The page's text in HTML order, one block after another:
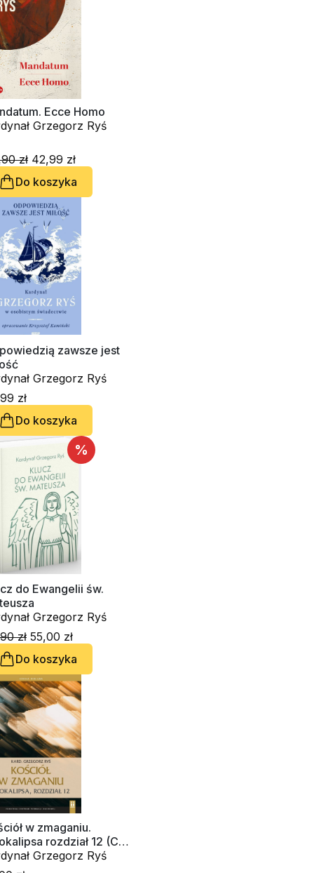
Ecce Homo
kardynał Grzegorz Ryś
zł 42,99 zł
Do koszyka
zawsze jest
kardynał Grzegorz Ryś
zł
Do koszyka
%
do Ewangelii św.
kardynał Grzegorz Ryś
zł 55,00 zł
Do koszyka
w zmaganiu.
rozdział 12 (CD-
kardynał Grzegorz Ryś